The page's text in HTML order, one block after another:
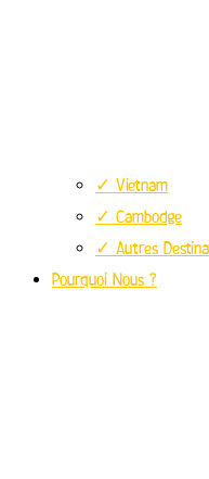
✓ Vietnam
✓ Cambodge
✓ Autres
Pourquoi Nous ?